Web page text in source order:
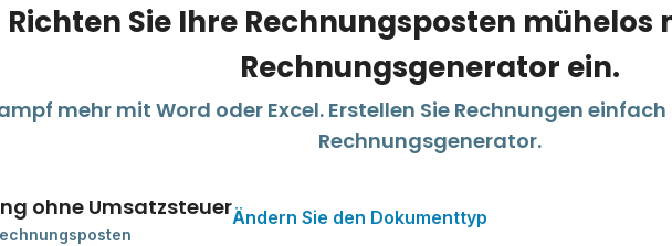
Richten Sie Ihre Rechnungsposten mühelos
Rechnungsgenerator ein.
mehr mit Word oder Excel. Erstellen Sie Rechnungen
Rechnungsgenerator.
ohne UmsatzsteuerÄndern Sie den Dokumenttyp